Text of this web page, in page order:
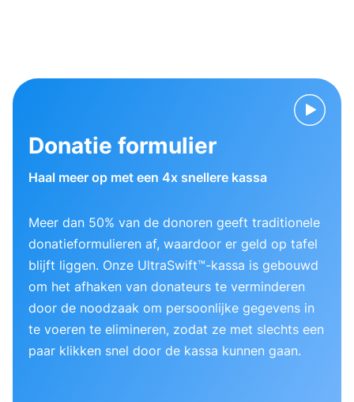
Donatie formulier
Haal meer op met een 4x snellere kassa
Meer dan 50% van de donoren geeft traditionele
donatieformulieren af, waardoor er geld op tafel
blijft liggen. Onze UltraSwift™-kassa is gebouwd
om het afhaken van donateurs te verminderen
door de noodzaak om persoonlijke gegevens in
te voeren te elimineren, zodat ze met slechts een
paar klikken snel door de kassa kunnen gaan.